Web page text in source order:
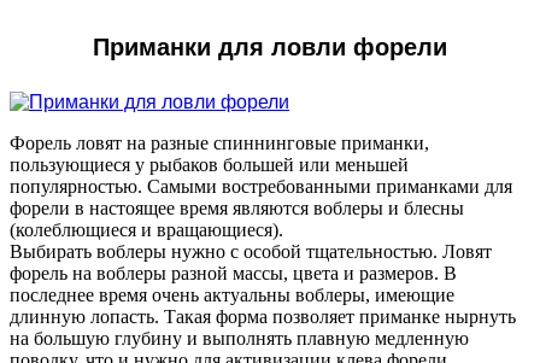
Приманки для ловли форели
Форель ловят на разные спиннинговые приманки,
пользующиеся у рыбаков большей или меньшей
популярностью. Самыми востребованными приманками для
форели в настоящее время являются воблеры и блесны
(колеблющиеся и вращающиеся).
Выбирать воблеры нужно с особой тщательностью. Ловят
форель на воблеры разной массы, цвета и размеров. В
последнее время очень актуальны воблеры, имеющие
длинную лопасть. Такая форма позволяет приманке нырнуть
на большую глубину и выполнять плавную медленную